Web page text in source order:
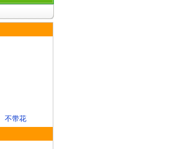
不带花